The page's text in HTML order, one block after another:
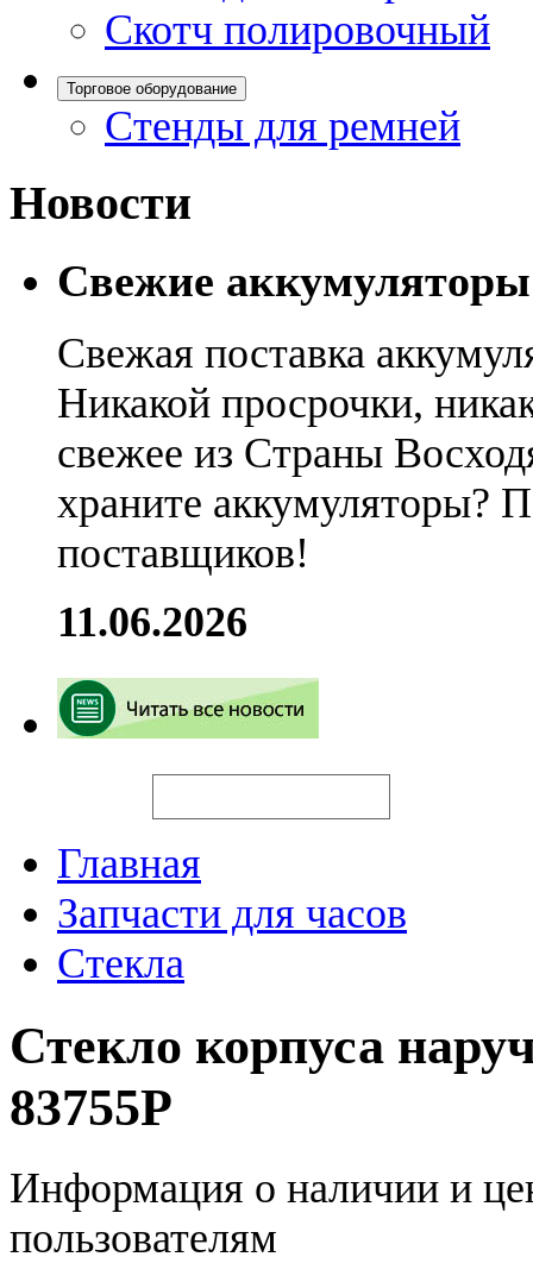
Скотч полировочный
Торговое оборудование
Стенды для ремней
Новости
Свежие
Свежая поставка
Никакой просрочки,
свежее из Страны
храните аккумуляторы?
поставщиков!
11.06.2026
Главная
Запчасти для часов
Стекла
Стекло корпуса
83755P
Информация о наличии и
пользователям